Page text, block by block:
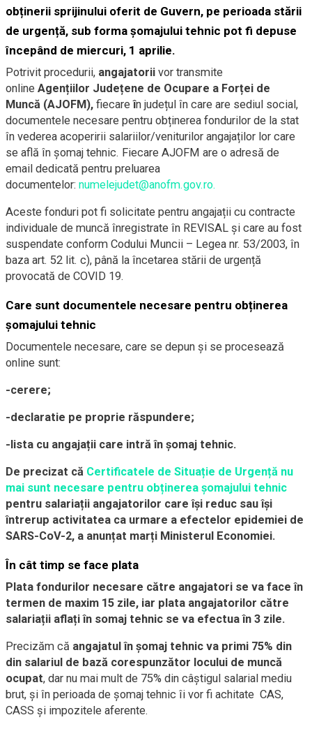
obținerii sprijinului oferit de Guvern, pe perioada stării
de urgență, sub forma șomajului tehnic pot fi depuse
începând de miercuri, 1 aprilie.
Potrivit procedurii, angajatorii vor transmite
online Agențiilor Județene de Ocupare a Forței de
Muncă (AJOFM), fiecareîn județul în care are sediul social,
documentele necesare pentru obținerea fondurilor de la stat
în vederea acoperirii salariilor/veniturilor angajaților lor care
se află în șomaj tehnic. Fiecare AJOFM are o adresă de
email dedicată pentru preluarea
documentelor: numelejudet@anofm.gov.ro.
Aceste fonduri pot fi solicitate pentru angajații cu contracte
individuale de muncă înregistrate în REVISAL și care au fost
suspendate conform Codului Muncii – Legea nr. 53/2003, în
baza art. 52 lit. c), până la încetarea stării de urgență
provocată de COVID 19.
Care sunt documentele necesare pentru obținerea
șomajului tehnic
Documentele necesare, care se depun și se procesează
online sunt:
-cerere;
-declaratie pe proprie răspundere;
-lista cu angajații care intră în șomaj tehnic.
De precizat că Certificatele de Situație de Urgență nu
mai sunt necesare pentru obținerea șomajului tehnic
pentru salariații angajatorilor care își reduc sau își
întrerup activitatea ca urmare a efectelor epidemiei de
SARS-CoV-2, a anunțat marți Ministerul Economiei.
În cât timp se face plata
Plata fondurilor necesare către angajatori se va face în
termen de maxim 15 zile, iar plata angajatorilor către
salariații aflați în somaj tehnic se va efectua în 3 zile.
Precizăm că angajatul în șomaj tehnic va primi 75% din
din salariul de bază corespunzător locului de muncă
ocupat, dar nu mai mult de 75% din câștigul salarial mediu
brut, și în perioada de șomaj tehnic îi vor fi achitate CAS,
CASS și impozitele aferente.